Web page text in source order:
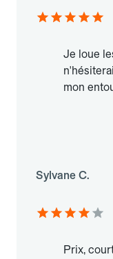
Je loue
mon
Sylvane C.
Prix,